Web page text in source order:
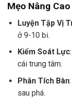
Mẹo Nâng
Luyện Tập Vị
ở 9-10 bi.
Kiểm Soát Lực
cái trung tâm.
Phân Tích Bàn
sau phá.